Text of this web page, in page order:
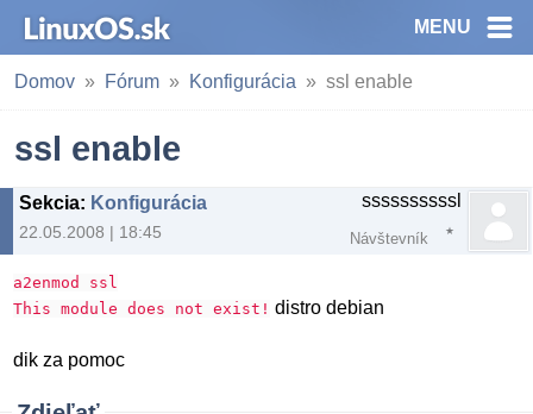
MENU
Domov Fórum Konfigurácia ssl enable
ssl enable
Sekcia: Konfigurácia
22.05.2008 | 18:45
ssssssssssl
Návštevník
a2enmod ssl
This module does not exist! distro debian
dik za pomoc